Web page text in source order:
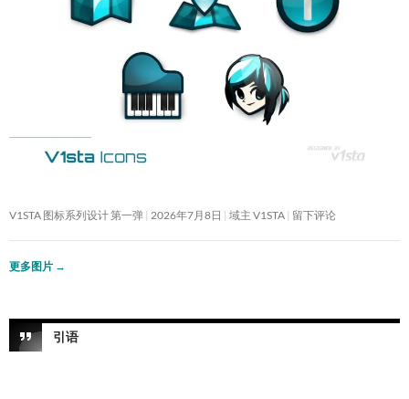
V1STA 图标系列设计 第一弹 2026年7月8日 域主 V1STA 留下评论
更多图片 →
引语